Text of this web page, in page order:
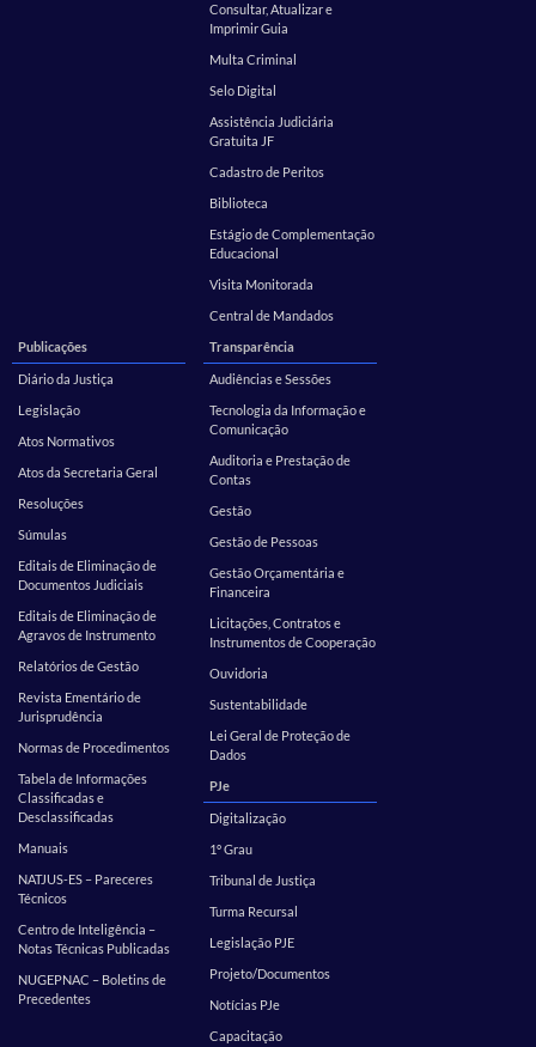
Consultar, Atualizar e
Imprimir Guia
Multa Criminal
Selo Digital
Assistência Judiciária
Gratuita JF
Cadastro de Peritos
Biblioteca
Estágio de Complementação
Educacional
Visita Monitorada
Central de Mandados
Publicações
Diário da Justiça
Legislação
Atos Normativos
Atos da Secretaria Geral
Resoluções
Súmulas
Editais de Eliminação de
Documentos Judiciais
Editais de Eliminação de
Agravos de Instrumento
Relatórios de Gestão
Revista Ementário de
Jurisprudência
Normas de Procedimentos
Tabela de Informações
Classificadas e
Desclassificadas
Manuais
NATJUS-ES – Pareceres
Técnicos
Centro de Inteligência –
Notas Técnicas Publicadas
NUGEPNAC – Boletins de
Precedentes
Transparência
Audiências e Sessões
Tecnologia da Informação e
Comunicação
Auditoria e Prestação de
Contas
Gestão
Gestão de Pessoas
Gestão Orçamentária e
Financeira
Licitações, Contratos e
Instrumentos de Cooperação
Ouvidoria
Sustentabilidade
Lei Geral de Proteção de
Dados
PJe
Digitalização
1º Grau
Tribunal de Justiça
Turma Recursal
Legislação PJE
Projeto/Documentos
Notícias PJe
Capacitação